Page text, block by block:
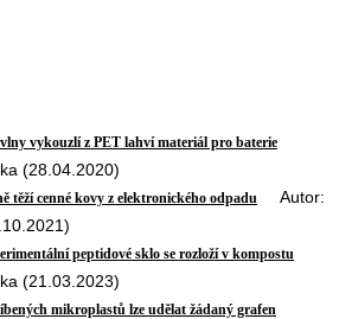
vykouzlí z PET lahví materiál pro baterie
(28.04.2020)
těží cenné kovy z elektronického odpadu
Autor:
peptidové sklo se rozloží v kompostu
(21.03.2023)
mikroplastů lze udělat žádaný grafen